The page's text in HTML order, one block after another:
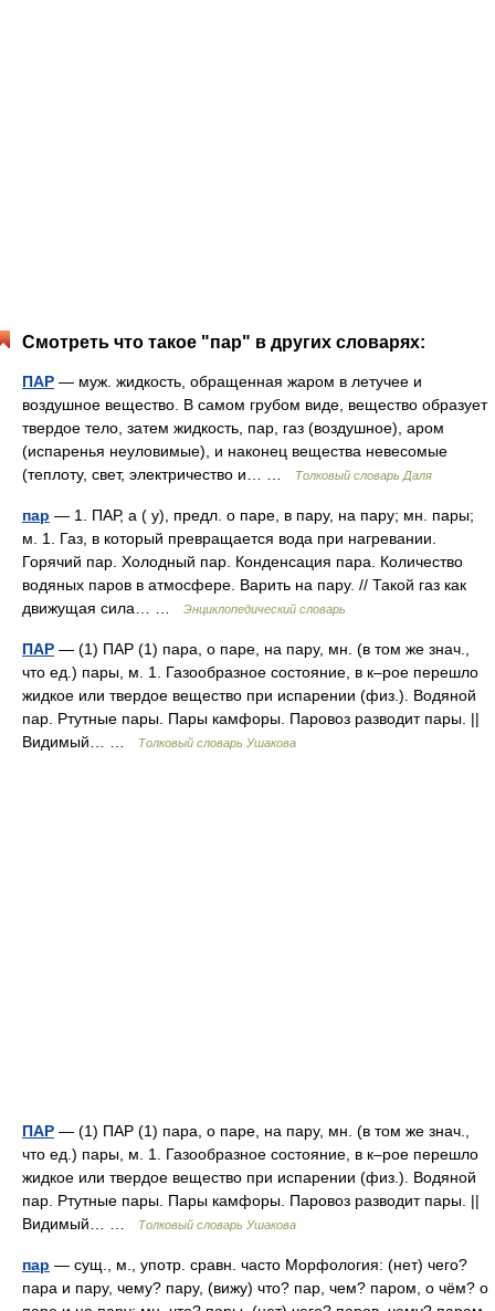
Смотреть что такое "пар" в других словарях:
ПАР — муж. жидкость, обращенная жаром в летучее и
воздушное вещество. В самом грубом виде, вещество образует
твердое тело, затем жидкость, пар, газ (воздушное), аром
(испаренья неуловимые), и наконец вещества невесомые
(теплоту, свет, электричество и… …
Толковый словарь Даля
пар — 1. ПАР, а ( у), предл. о паре, в пару, на пару; мн. пары;
м. 1. Газ, в который превращается вода при нагревании.
Горячий пар. Холодный пар. Конденсация пара. Количество
водяных паров в атмосфере. Варить на пару. // Такой газ как
движущая сила… …
Энциклопедический словарь
ПАР — (1) ПАР (1) пара, о паре, на пару, мн. (в том же знач.,
что ед.) пары, м. 1. Газообразное состояние, в к–рое перешло
жидкое или твердое вещество при испарении (физ.). Водяной
пар. Ртутные пары. Пары камфоры. Паровоз разводит пары. ||
Видимый… …
Толковый словарь Ушакова
ПАР — (1) ПАР (1) пара, о паре, на пару, мн. (в том же знач.,
что ед.) пары, м. 1. Газообразное состояние, в к–рое перешло
жидкое или твердое вещество при испарении (физ.). Водяной
пар. Ртутные пары. Пары камфоры. Паровоз разводит пары. ||
Видимый… …
Толковый словарь Ушакова
пар — сущ., м., употр. сравн. часто Морфология: (нет) чего?
пара и пару, чему? пару, (вижу) что? пар, чем? паром, о чём? о